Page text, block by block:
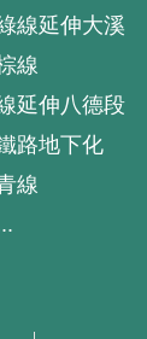
線延伸大溪
線
延伸八德段
路地下化
線